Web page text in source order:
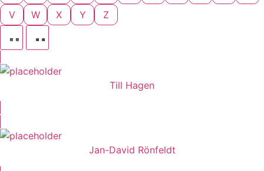
V
W X Y Z
Till Hagen
Jan-David Rönfeldt